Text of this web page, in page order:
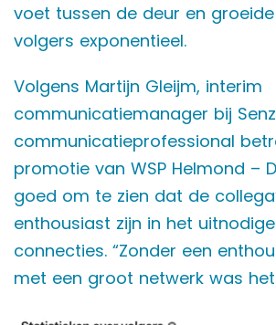
voet tussen de deur en
volgers exponentieel.
Volgens Martijn Gleijm, interim
communicatiemanager bij
communicatieprofessional
promotie van WSP Helmond –
goed om te zien dat de
enthousiast zijn in het
connecties. “Zonder een
met een groot netwerk was